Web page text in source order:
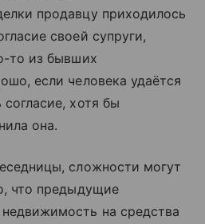
продавцу приходилось
своей супруги,
то из бывших
если человека удаётся
хотя бы
она.
сложности могут
что предыдущие
на средства